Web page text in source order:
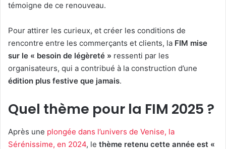
témoigne de ce renouveau.
Pour attirer les curieux, et créer les conditions de
rencontre entre les commerçants et clients, la FIM mise
sur le « besoin de légèreté » ressenti par les
organisateurs, qui a contribué à la construction d’une
édition plus festive que jamais.
Quel thème pour la FIM 2025 ?
Après une plongée dans l’univers de Venise, la
Sérénissime, en 2024, le thème retenu cette année est «